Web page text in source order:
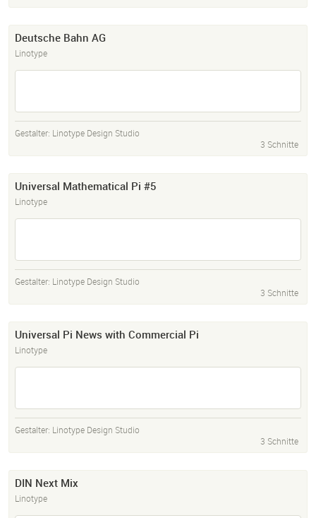
Deutsche Bahn AG
Linotype
Gestalter: Linotype Design Studio
3 Schnitte
Universal Mathematical Pi #5
Linotype
Gestalter: Linotype Design Studio
3 Schnitte
Universal Pi News with Commercial Pi
Linotype
Gestalter: Linotype Design Studio
3 Schnitte
DIN Next Mix
Linotype